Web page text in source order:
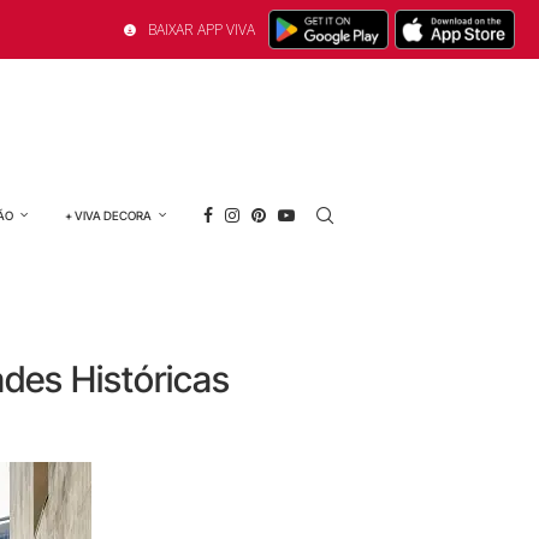
BAIXAR APP VIVA
+ VIVA DECORA
Históricas